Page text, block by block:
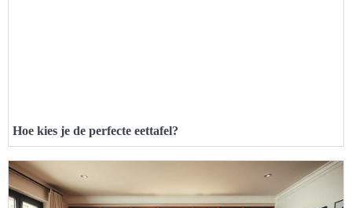
Hoe kies je de perfecte eettafel?